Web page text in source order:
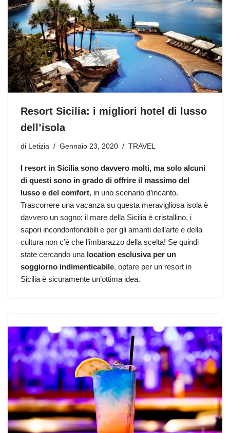
Resort Sicilia: i migliori hotel di lusso
dell’isola
di Letizia Gennaio 23, 2020 TRAVEL
I resort in Sicilia sono davvero molti, ma solo alcuni
di questi sono in grado di offrire il massimo del
lusso e del comfort, in uno scenario d’incanto.
Trascorrere una vacanza su questa meravigliosa isola è
davvero un sogno: il mare della Sicilia è cristallino, i
sapori incondonfondibili e per gli amanti dell’arte e della
cultura non c’è che l’imbarazzo della scelta! Se quindi
state cercando una location esclusiva per un
soggiorno indimenticabile, optare per un resort in
Sicilia è sicuramente un’ottima idea.